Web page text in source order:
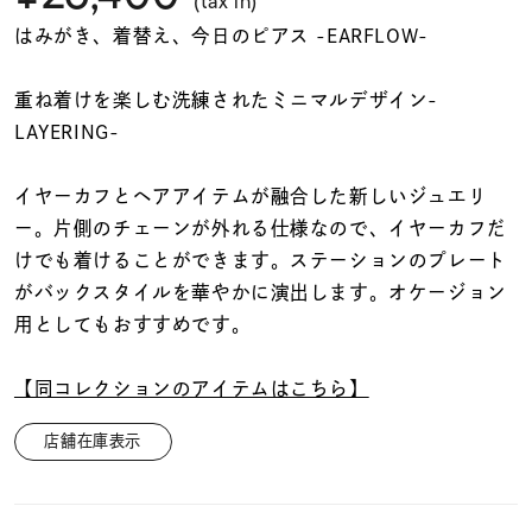
着用シーン
コレクション
レディース
リングサイズ
～
価格
はみがき、着替え、今日のピアス -EARFLOW-
重ね着けを楽しむ洗練されたミニマルデザイン-
LAYERING-
イヤーカフとヘアアイテムが融合した新しいジュエリ
ー。片側のチェーンが外れる仕様なので、イヤーカフだ
けでも着けることができます。ステーションのプレート
がバックスタイルを華やかに演出します。オケージョン
用としてもおすすめです。
【同コレクションのアイテムはこちら】
店舗在庫表示